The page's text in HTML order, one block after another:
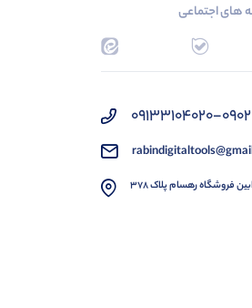
های اجتماعی
09133104020-